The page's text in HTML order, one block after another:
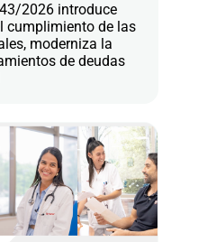
2026 introduce
cumplimiento de las
moderniza la
de deudas